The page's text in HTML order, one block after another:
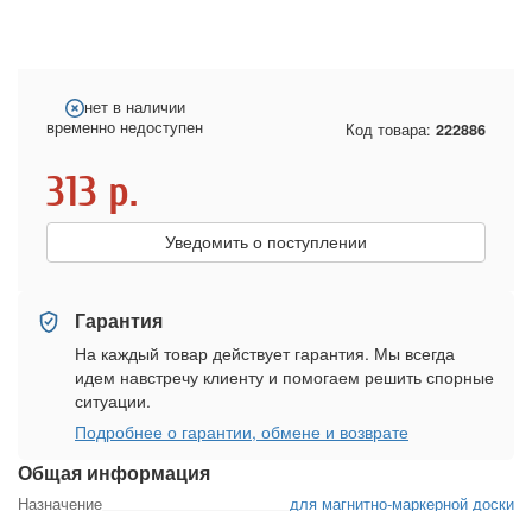
Общая информация
Назначение для магнитно-маркерной доски
нет в наличии
временно недоступен
Код товара: 222886
313 р.
Уведомить о поступлении
Гарантия
На каждый товар действует гарантия. Мы всегда
идем навстречу клиенту и помогаем решить спорные
ситуации.
Подробнее о гарантии, обмене и возврате